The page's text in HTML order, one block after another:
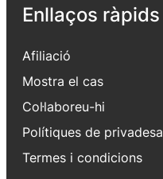
Enllaços ràpids
Afiliació
Mostra el cas
Col·laboreu-hi
Polítiques de privadesa
Termes i condicions